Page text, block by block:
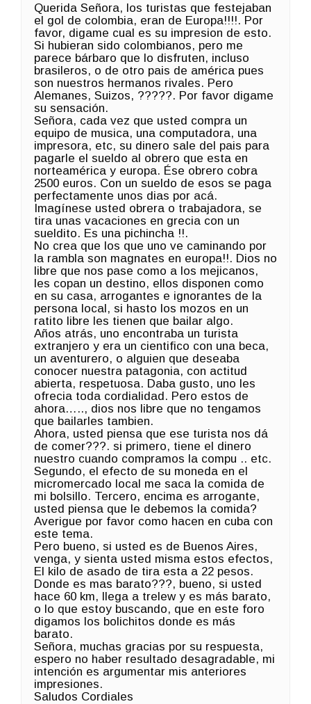
Querida Señora, los turistas que festejaban
el gol de colombia, eran de Europa!!!!. Por
favor, digame cual es su impresion de esto.
Si hubieran sido colombianos, pero me
parece bárbaro que lo disfruten, incluso
brasileros, o de otro pais de américa pues
son nuestros hermanos rivales. Pero
Alemanes, Suizos, ?????. Por favor digame
su sensación.
Señora, cada vez que usted compra un
equipo de musica, una computadora, una
impresora, etc, su dinero sale del pais para
pagarle el sueldo al obrero que esta en
norteamérica y europa. Ése obrero cobra
2500 euros. Con un sueldo de esos se paga
perfectamente unos dias por acá.
Imagínese usted obrera o trabajadora, se
tira unas vacaciones en grecia con un
sueldito. Es una pichincha !!.
No crea que los que uno ve caminando por
la rambla son magnates en europa!!. Dios no
libre que nos pase como a los mejicanos,
les copan un destino, ellos disponen como
en su casa, arrogantes e ignorantes de la
persona local, si hasto los mozos en un
ratito libre les tienen que bailar algo.
Años atrás, uno encontraba un turista
extranjero y era un cientifico con una beca,
un aventurero, o alguien que deseaba
conocer nuestra patagonia, con actitud
abierta, respetuosa. Daba gusto, uno les
ofrecia toda cordialidad. Pero estos de
ahora….., dios nos libre que no tengamos
que bailarles tambien.
Ahora, usted piensa que ese turista nos dá
de comer???. si primero, tiene el dinero
nuestro cuando compramos la compu .. etc.
Segundo, el efecto de su moneda en el
micromercado local me saca la comida de
mi bolsillo. Tercero, encima es arrogante,
usted piensa que le debemos la comida?
Averigue por favor como hacen en cuba con
este tema.
Pero bueno, si usted es de Buenos Aires,
venga, y sienta usted misma estos efectos,
El kilo de asado de tira esta a 22 pesos.
Donde es mas barato???, bueno, si usted
hace 60 km, llega a trelew y es más barato,
o lo que estoy buscando, que en este foro
digamos los bolichitos donde es más
barato.
Señora, muchas gracias por su respuesta,
espero no haber resultado desagradable, mi
intención es argumentar mis anteriores
impresiones.
Saludos Cordiales